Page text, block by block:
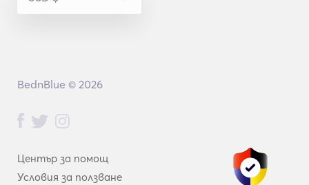
Център за помощ
Условия за ползване
BednBlue © 2026